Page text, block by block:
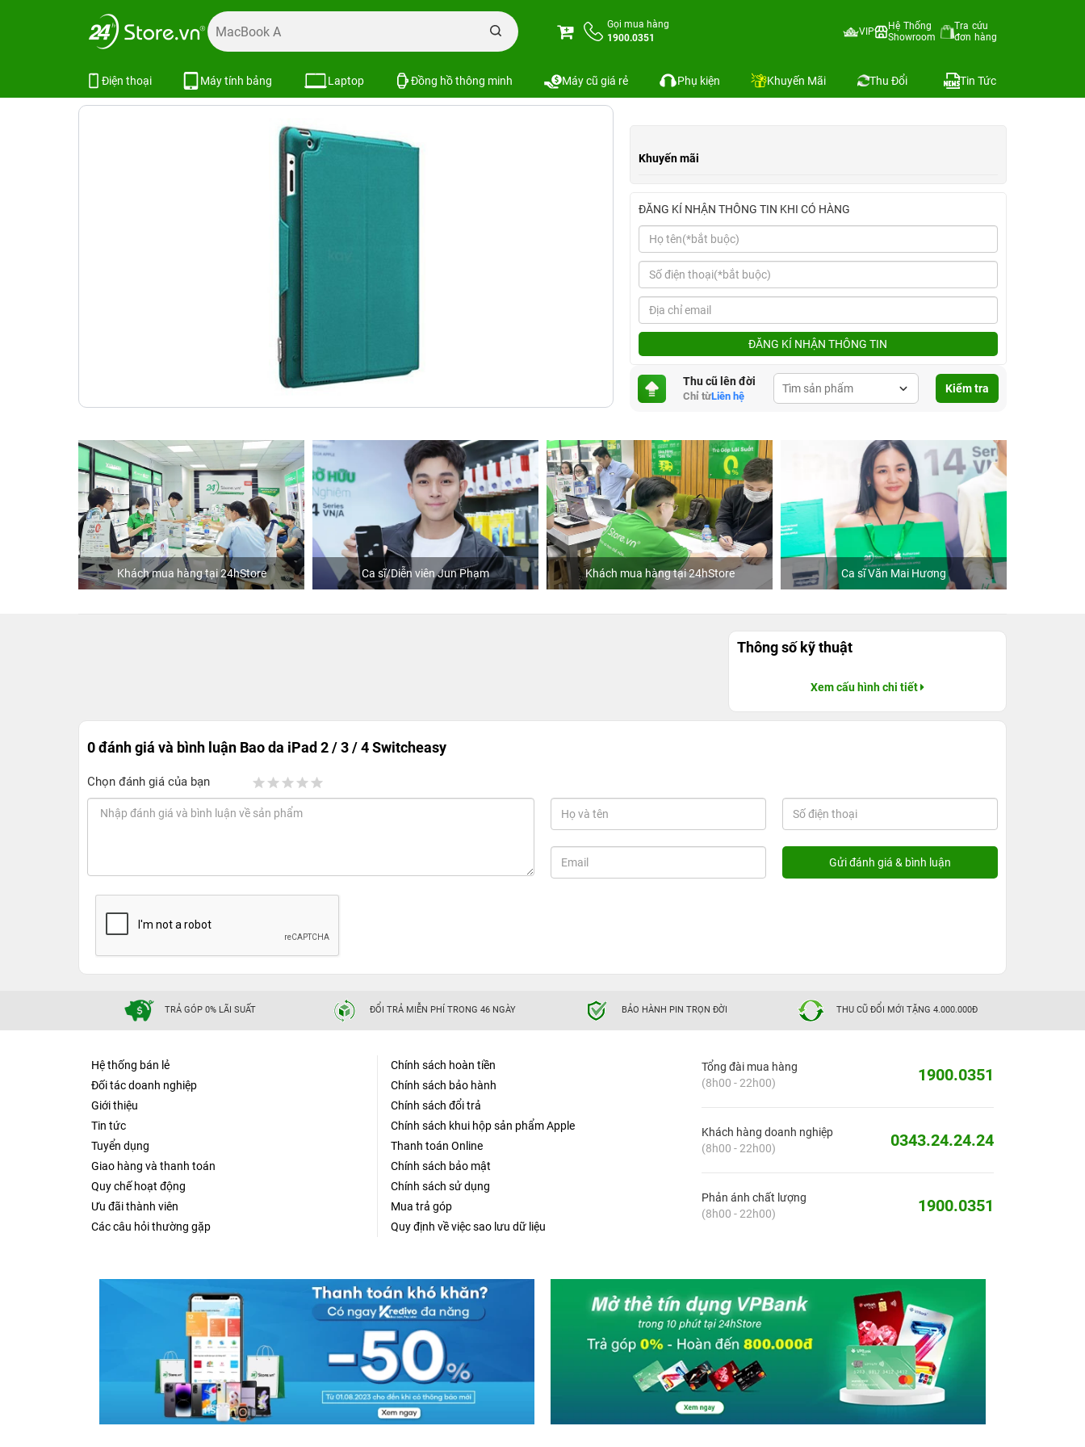
Gọi mua hàng
1900.0351
VIP
Hệ Thống
Showroom
Tra cứu
đơn hàng
Điện thoại Máy tính bảng Laptop Đồng hồ thông minh Máy cũ giá rẻ Phụ kiện Khuyến Mãi Thu Đổi Tin Tức
Trang chủ Ốp lưng
Khuyến mãi
ĐĂNG KÍ NHẬN THÔNG TIN KHI CÓ HÀNG
ĐĂNG KÍ NHẬN THÔNG TIN
Thu cũ lên đời
Chỉ từLiên hệ
Kiểm tra
Khách mua hàng tại 24hStore Ca sĩ/Diễn viên Jun Phạm Khách mua hàng tại 24hStore Ca sĩ Văn Mai Hương
Thông số kỹ thuật
Xem cấu hình chi tiết
0 đánh giá và bình luận Bao da iPad 2 / 3 / 4 Switcheasy
Chọn đánh giá của bạn
TRẢ GÓP 0% LÃI SUẤT ĐỔI TRẢ MIỄN PHÍ TRONG 46 NGÀY BẢO HÀNH PIN TRỌN ĐỜI THU CŨ ĐỔI MỚI TẶNG 4.000.000Đ
Hệ thống bán lẻ
Đối tác doanh nghiệp
Giới thiệu
Tin tức
Tuyển dụng
Giao hàng và thanh toán
Quy chế hoạt động
Ưu đãi thành viên
Các câu hỏi thường gặp
Chính sách hoàn tiền
Chính sách bảo hành
Chính sách đổi trả
Chính sách khui hộp sản phẩm Apple
Thanh toán Online
Chính sách bảo mật
Chính sách sử dụng
Mua trả góp
Quy định về việc sao lưu dữ liệu
Tổng đài mua hàng
(8h00 - 22h00)
1900.0351
Khách hàng doanh nghiệp
(8h00 - 22h00)
0343.24.24.24
Phản ánh chất lượng
(8h00 - 22h00)
1900.0351